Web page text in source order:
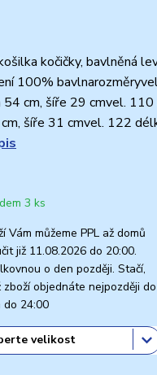
kočičky, bavlněná
100%
cm, šíře 29 cmvel. 110
šíře 31 cmvel. 122
3 ks
Vám můžeme PPL až domů
již 11.08.2026 do 20:00.
o den později. Stačí,
zboží objednáte nejpozději do
do 24:00